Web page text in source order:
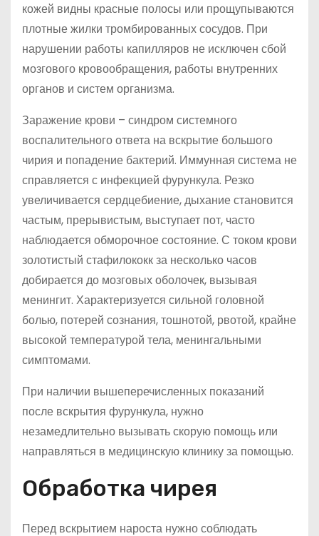
кожей видны красные полосы или прощупываются
плотные жилки тромбированных сосудов. При
нарушении работы капилляров не исключен сбой
мозгового кровообращения, работы внутренних
органов и систем организма.
Заражение крови – синдром системного
воспалительного ответа на вскрытие большого
чирия и попадение бактерий. Иммунная система не
справляется с инфекцией фурункула. Резко
увеличивается сердцебиение, дыхание становится
частым, прерывистым, выступает пот, часто
наблюдается обморочное состояние. С током крови
золотистый стафилококк за несколько часов
добирается до мозговых оболочек, вызывая
менингит. Характеризуется сильной головной
болью, потерей сознания, тошнотой, рвотой, крайне
высокой температурой тела, менингальными
симптомами.
При наличии вышеперечисленных показаний
после вскрытия фурункула, нужно
незамедлительно вызывать скорую помощь или
направляться в медицинскую клинику за помощью.
Обработка чирея
Перед вскрытием нароста нужно соблюдать